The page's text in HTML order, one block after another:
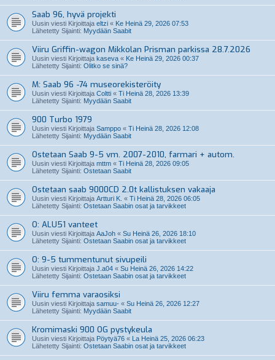
Saab 96, hyvä projekti
Uusin viesti Kirjoittaja eltzi « Ke Heinä 29, 2026 07:53
Lähetetty Sijainti: Myydään Saabit
Viiru Griffin-wagon Mikkolan Prisman parkissa 28.7.2026
Uusin viesti Kirjoittaja kaseva « Ke Heinä 29, 2026 00:37
Lähetetty Sijainti: Olitko se sinä?
M: Saab 96 -74 museorekisteröity
Uusin viesti Kirjoittaja Coltti « Ti Heinä 28, 2026 13:39
Lähetetty Sijainti: Myydään Saabit
900 Turbo 1979
Uusin viesti Kirjoittaja Samppo « Ti Heinä 28, 2026 12:08
Lähetetty Sijainti: Myydään Saabit
Ostetaan Saab 9-5 vm. 2007-2010, farmari + autom.
Uusin viesti Kirjoittaja mttm « Ti Heinä 28, 2026 09:05
Lähetetty Sijainti: Ostetaan Saabit
Ostetaan saab 9000CD 2.0t kallistuksen vakaaja
Uusin viesti Kirjoittaja Artturi K. « Ti Heinä 28, 2026 06:05
Lähetetty Sijainti: Ostetaan Saabin osat ja tarvikkeet
O: ALU51 vanteet
Uusin viesti Kirjoittaja AaJoh « Su Heinä 26, 2026 18:10
Lähetetty Sijainti: Ostetaan Saabin osat ja tarvikkeet
O: 9-5 tummentunut sivupeili
Uusin viesti Kirjoittaja J.a04 « Su Heinä 26, 2026 14:22
Lähetetty Sijainti: Ostetaan Saabin osat ja tarvikkeet
Viiru femma varaosiksi
Uusin viesti Kirjoittaja samuu- « Su Heinä 26, 2026 12:27
Lähetetty Sijainti: Myydään Saabit
Kromimaski 900 OG pystykeula
Uusin viesti Kirjoittaja Pöytyä76 « La Heinä 25, 2026 06:23
Lähetetty Sijainti: Ostetaan Saabin osat ja tarvikkeet